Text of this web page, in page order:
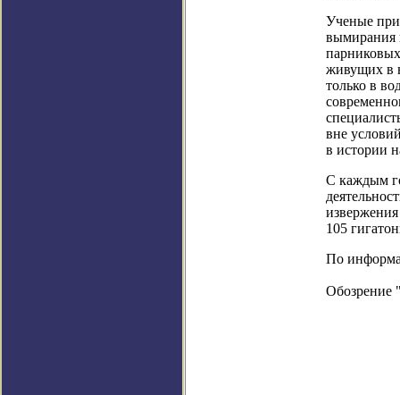
Ученые
вымирания
живущих в
только в
вне
в истории
С каждым
105
По
Обозрение